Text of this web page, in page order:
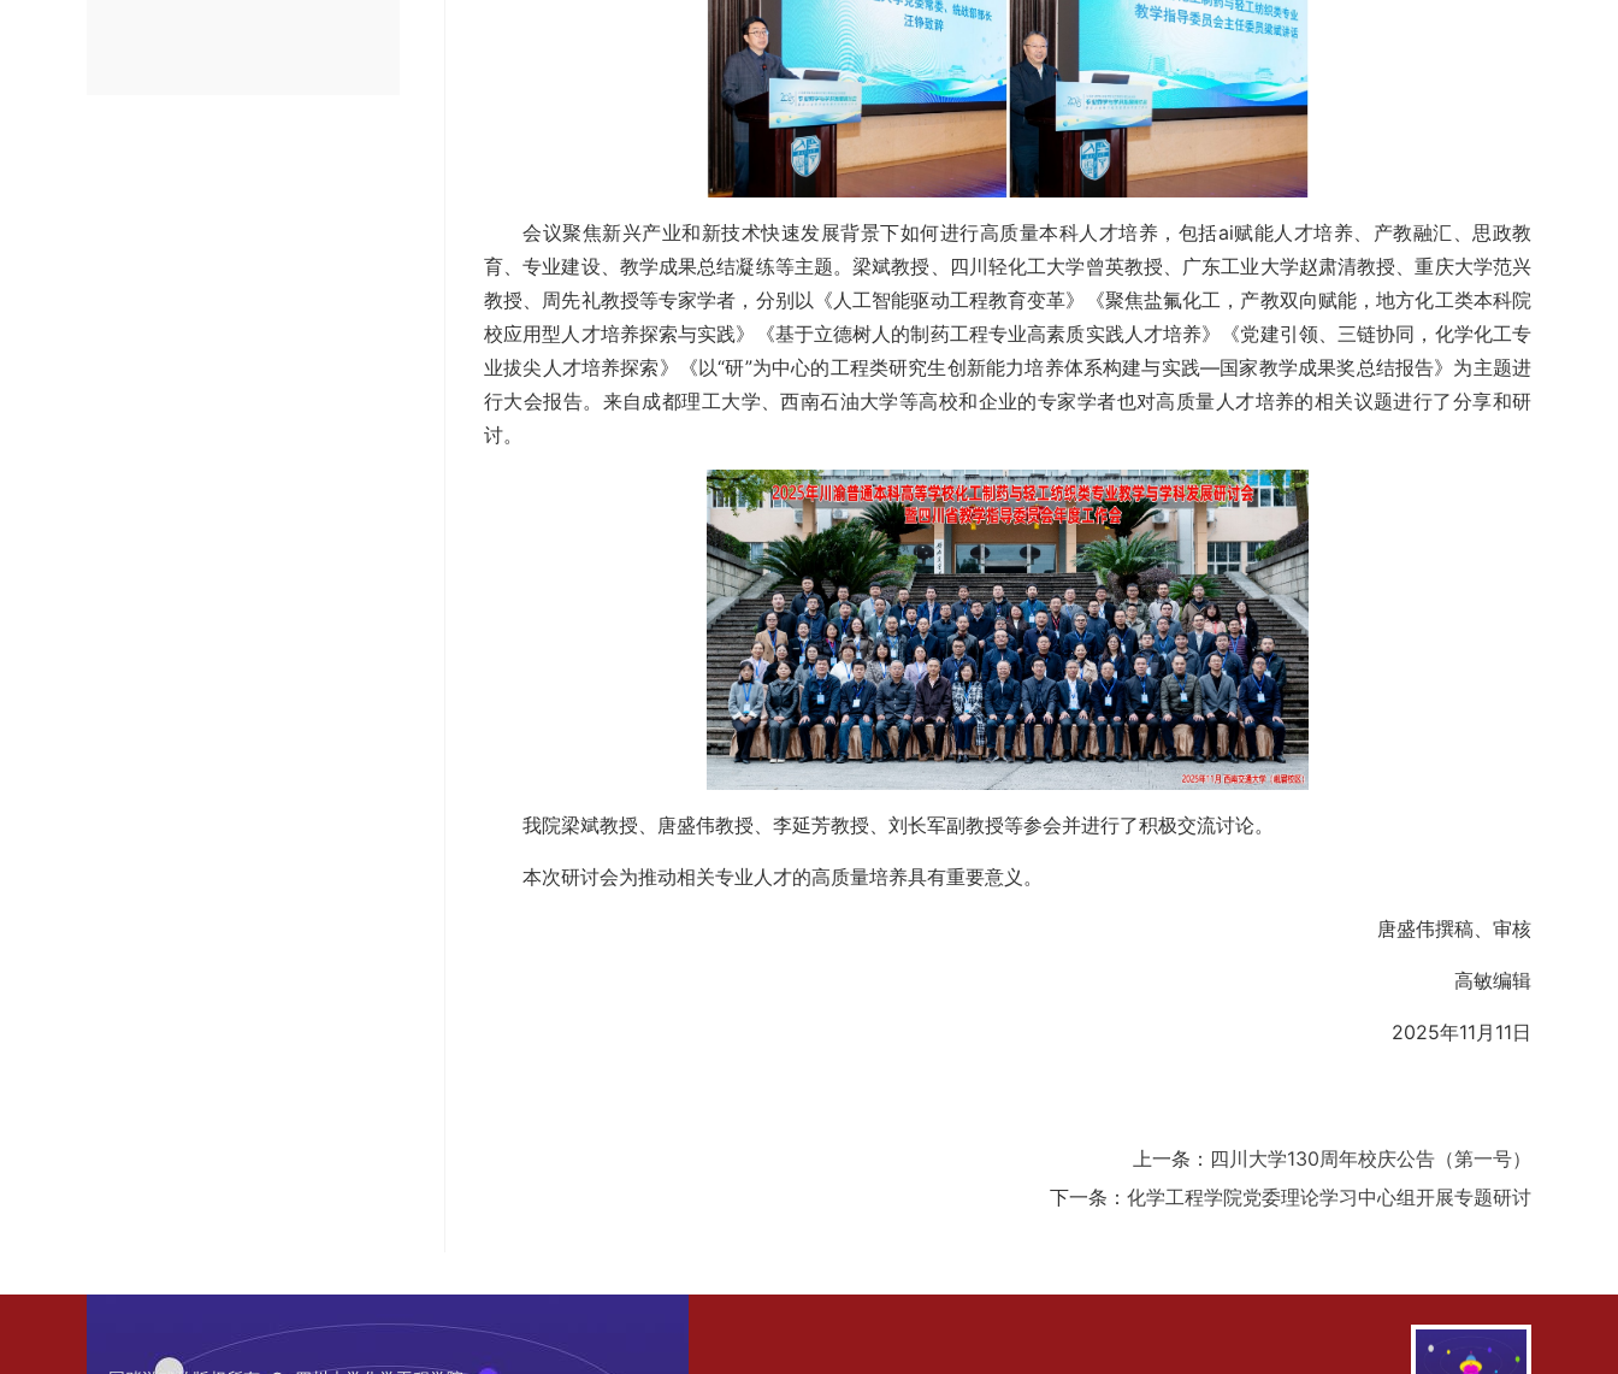
会议聚焦新兴产业和新技术快速发展背景下如何进行高质量本科人才培养，包括ai赋能人才培养、产教融汇、思政教
育、专业建设、教学成果总结凝练等主题。梁斌教授、四川轻化工大学曾英教授、广东工业大学赵肃清教授、重庆大学范兴
教授、周先礼教授等专家学者，分别以《人工智能驱动工程教育变革》《聚焦盐氟化工，产教双向赋能，地方化工类本科院
校应用型人才培养探索与实践》《基于立德树人的制药工程专业高素质实践人才培养》《党建引领、三链协同，化学化工专
业拔尖人才培养探索》《以“研”为中心的工程类研究生创新能力培养体系构建与实践—国家教学成果奖总结报告》为主题进
行大会报告。来自成都理工大学、西南石油大学等高校和企业的专家学者也对高质量人才培养的相关议题进行了分享和研
讨。
我院梁斌教授、唐盛伟教授、李延芳教授、刘长军副教授等参会并进行了积极交流讨论。
本次研讨会为推动相关专业人才的高质量培养具有重要意义。
唐盛伟撰稿、审核
高敏编辑
2025年11月11日
上一条： 四川大学130周年校庆公告（第一号）
下一条： 化学工程学院党委理论学习中心组开展专题研讨